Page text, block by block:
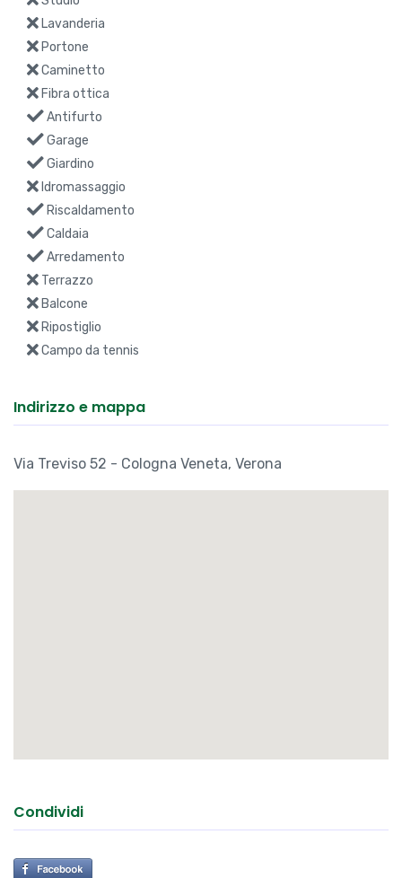
Caldaia
Arredamento
Terrazzo
Balcone
Ripostiglio
Campo da tennis
Indirizzo e mappa
Via Treviso 52 - Cologna Veneta, Verona